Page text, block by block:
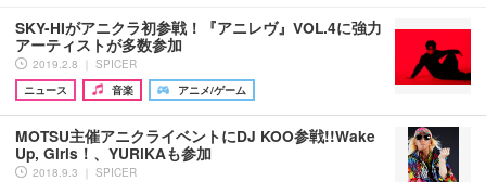
SKY-HIがアニクラ初参戦！『アニレヴ』VOL.4に強力
アーティストが多数参加
2019.2.8 ｜ SPICER
ニュース
音楽 アニメ/ゲーム
MOTSU主催アニクライベントにDJ KOO参戦!!Wake
Up, Girls！、YURiKAも参加
2018.9.3 ｜ SPICER